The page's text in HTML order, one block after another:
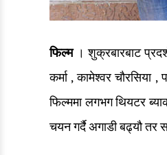
फिल्म। शुक्रबारबाट
कर्मा , कामेश्वर
फिल्ममा लगभग थियटर
चयन गर्दै अगाडी बढ्यौ तर